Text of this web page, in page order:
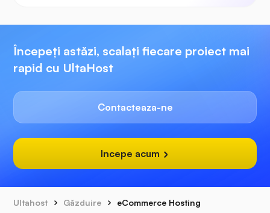
Începeți astăzi, scalați fiecare proiect mai
rapid cu UltaHost
Contacteaza-ne
Incepe acum
Ultahost Găzduire eCommerce Hosting